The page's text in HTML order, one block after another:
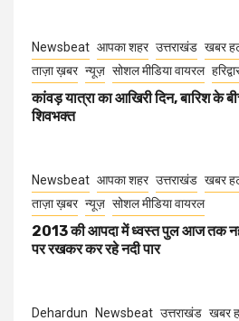
Newsbeat आपका शहर उत्तराखंड खबर
ताज़ा ख़बर न्यूज़ सोशल मीडिया वायरल
कांवड़ यात्रा का आखिरी दिन, बारिश के
शिवभक्त
Newsbeat आपका शहर उत्तराखंड खबर
ताज़ा ख़बर न्यूज़ सोशल मीडिया वायरल
2013 की आपदा में ध्वस्त पुल आज तक
पर रखकर कर रहे नदी पार
Dehardun Newsbeat उत्तराखंड खबर